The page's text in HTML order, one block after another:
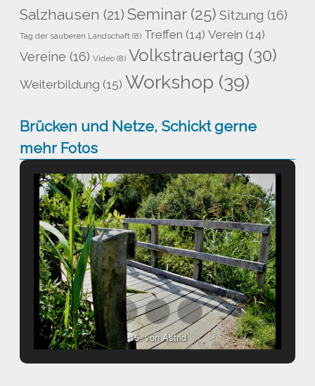
Salzhausen (21) Seminar(25) Sitzung (16)
Tag der sauberen Landschaft (8) Treffen (14) Verein (14)
Vereine (16) Video (8) Volkstrauertag (30)
Weiterbildung (15) Workshop (39)
Brücken und Netze, Schickt gerne
mehr Fotos
15. von Astrid